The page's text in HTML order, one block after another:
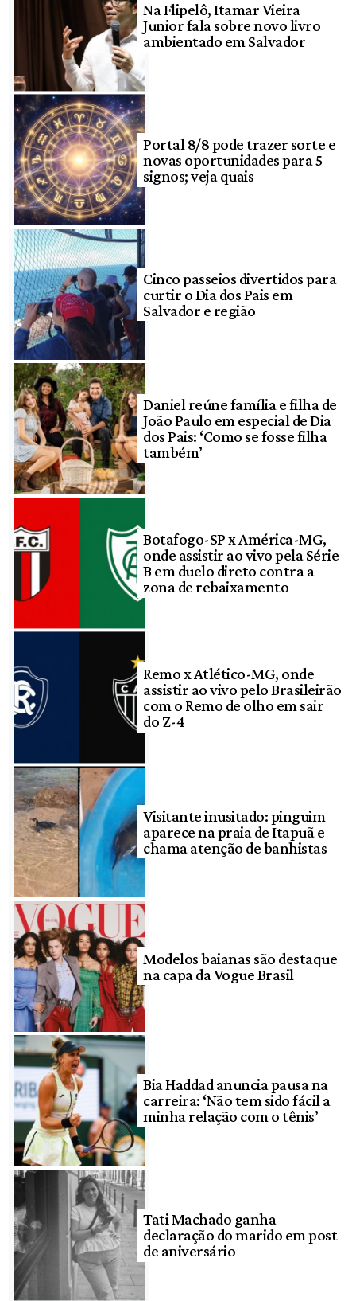
Na Flipelô, Itamar Vieira
Junior fala sobre novo livro
ambientado em Salvador
Portal 8/8 pode trazer sorte e
novas oportunidades para 5
signos; veja quais
Cinco passeios divertidos para
curtir o Dia dos Pais em
Salvador e região
Daniel reúne família e filha de
João Paulo em especial de Dia
dos Pais: ‘Como se fosse filha
também’
Botafogo-SP x América-MG,
onde assistir ao vivo pela Série
B em duelo direto contra a
zona de rebaixamento
Remo x Atlético-MG, onde
assistir ao vivo pelo Brasileirão
com o Remo de olho em sair
do Z-4
Visitante inusitado: pinguim
aparece na praia de Itapuã e
chama atenção de banhistas
Modelos baianas são destaque
na capa da Vogue Brasil
Bia Haddad anuncia pausa na
carreira: ‘Não tem sido fácil a
minha relação com o tênis’
Tati Machado ganha
declaração do marido em post
de aniversário